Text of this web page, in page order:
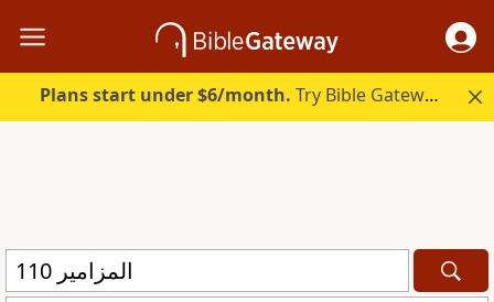
Plans start under $6/month. Try Bible Gateway Plus.